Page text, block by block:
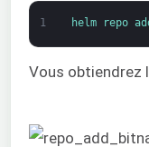
1 helm repo
Vous obtiendrez